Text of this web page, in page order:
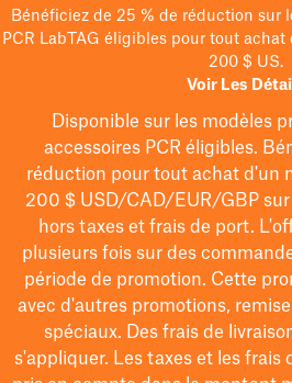
Bénéficiez de 25 % de réduction sur
PCR LabTAG éligibles pour tout
200 $ US.
Voir Les
Disponible sur les modèles
accessoires PCR éligibles.
réduction pour tout achat d'un
200 $USD/CAD/EUR/GBPsur
hors taxes et frais de port.
plusieurs fois sur des
période de promotion. Cette
avec d'autres promotions,
spéciaux. Des frais de
s'appliquer. Les taxes et les frais